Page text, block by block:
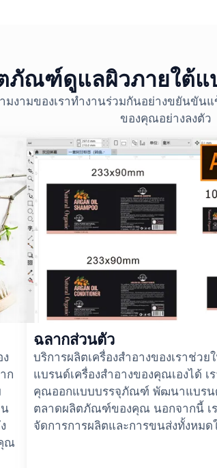
ภัณฑ์ดูแลผิวภายใต้แ
ามของเราทำงานร่วมกันอย่างขยันขัน
ของคุณอย่างลงตัว
ก
ณ
ฉลากส่วนตัว
บริการผลิตเครื่องสำอางของเราช่วย
แบรนด์เครื่องสำอางของคุณเองได้ เ
คุณออกแบบบรรจุภัณฑ์ พัฒนาแบรน
ตลาดผลิตภัณฑ์ของคุณ นอกจากนี้ เร
จัดการการผลิตและการขนส่งทั้งหม